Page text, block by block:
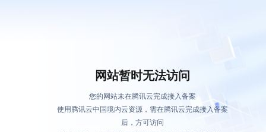
网站暂时无法访问
您的网站未在腾讯云完成接入备案
使用腾讯云中国境内云资源，需在腾讯云完成接入备案
后，方可访问